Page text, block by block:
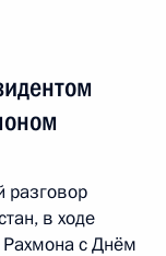
разговор
в ходе
с Днём